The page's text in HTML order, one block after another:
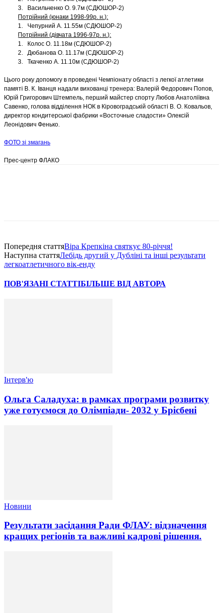
3. Васильченко О. 9.7м (СДЮШОР-2)
Потрійний (юнаки 1998-99р. н.):
1. Чепурний А. 11.55м (СДЮШОР-2)
Потрійний (дівчата 1996-97р. н.):
1. Колос О. 11.18м (СДЮШОР-2)
2. Дюбанова О. 11.17м (СДЮШОР-2)
3. Ткаченко А. 11.10м (СДЮШОР-2)
Цього року допомогу в проведені Чемпіонату області з легкої атлетики
памяті В. К. Іванця надали вихованці тренера: Валерій Федорович Попов,
Юрій Григорович Штемпель, перший майстер спорту Любов Анатоліївна
Савенко, голова відділення НОК в Кіровоградській області В. О. Ковальов,
директор кондитерської фабрики «Восточные сладости» Олексій
Леонідович Фенько.
ФОТО зі змагань
Прес-центр ФЛАКО
Попередня статтяВіра Крепкіна святкує 80-річчя!
Наступна статтяЛебідь другий у Дубліні та інші результати
легкоатлетичного вік-енду
ПОВ'ЯЗАНІ СТАТТІБІЛЬШЕ ВІД АВТОРА
Інтерв'ю
Ольга Саладуха: в рамках програми розвитку
уже готуємося до Олімпіади- 2032 у Брісбені
Новини
Результати засідання Ради ФЛАУ: відзначення
кращих регіонів та важливі кадрові рішення.